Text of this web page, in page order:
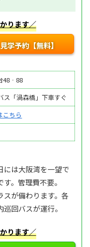
ります／
見学予約【無料】
48‐88
ス「渦森橋」下車すぐ
こちら
には大阪湾を一望で
。管理費不要。
スが備わります。各
回バスが運行。
ります／